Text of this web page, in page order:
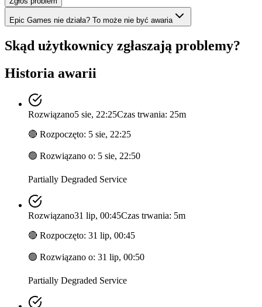
Epic Games nie działa? To może nie być awaria
Skąd użytkownicy zgłaszają problemy?
Historia awarii
Rozwiązano5 sie, 22:25Czas trwania: 25m
🔴 Rozpoczęto: 5 sie, 22:25
🟢 Rozwiązano o: 5 sie, 22:50
Partially Degraded Service
Rozwiązano31 lip, 00:45Czas trwania: 5m
🔴 Rozpoczęto: 31 lip, 00:45
🟢 Rozwiązano o: 31 lip, 00:50
Partially Degraded Service